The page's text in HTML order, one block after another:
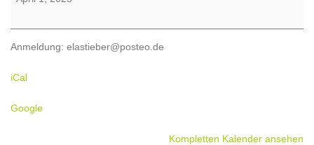
960
HM
Anmeldung: elastieber@posteo.de
iCal
Google
Kompletten Kalender ansehen